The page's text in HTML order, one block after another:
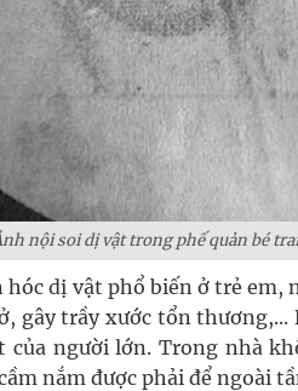
nội soi dị vật trong phế quản bé
hóc dị vật phổ biến ở trẻ
gây trầy xước tổn thương,...
của người lớn. Trong nhà
nắm được phải để ngoài